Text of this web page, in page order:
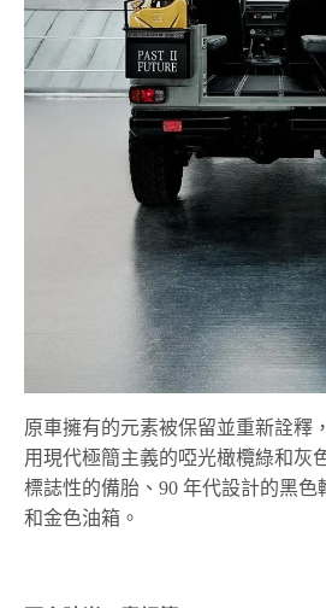
原車擁有的元素被保留並重新詮釋
用現代極簡主義的啞光橄欖綠和灰
標誌性的備胎、90 年代設計的黑色
和金色油箱。